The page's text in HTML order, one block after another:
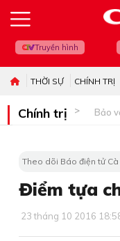
Truyền hình
THỜI SỰ CHÍNH TRỊ
Chính trị Bảo
Theo dõi Báo điện tử
Điểm tựa
23 tháng 10 2016